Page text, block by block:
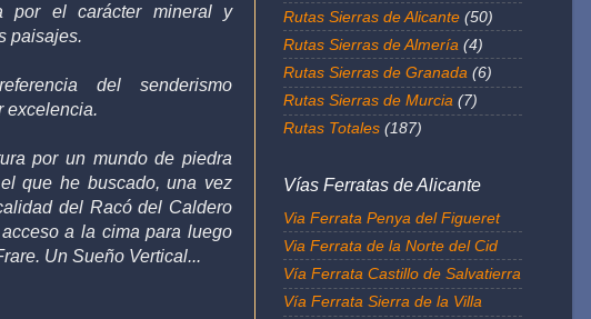
por el carácter mineral y
paisajes.
del senderismo
excelencia.
por un mundo de piedra
que he buscado, una vez
del Racó del Caldero
a la cima para luego
Un Sueño Vertical...
Rutas Sierras de Alicante (50)
Rutas Sierras de Almería (4)
Rutas Sierras de Granada (6)
Rutas Sierras de Murcia (7)
Rutas Totales (187)
Vías Ferratas de Alicante
Via Ferrata Penya del Figueret
Via Ferrata de la Norte del Cid
Vía Ferrata Castillo de Salvatierra
Vía Ferrata Sierra de la Villa